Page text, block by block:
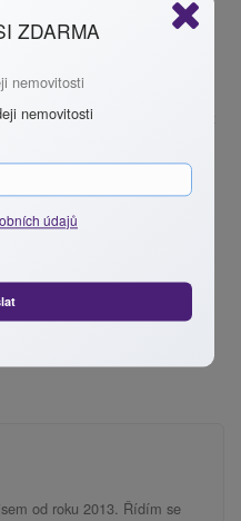
k mobilnímu domu.
a dopravní infrastruktury
již můžete mobilní dům umístit
ani zápis do katastru
domy, které je možné
V takovém případě se na dům
nemovitosti a daně
takovýto dům čerpat hypoteční
od roku 2013. Řídím se
ZDARMA
nemovitosti
údajů